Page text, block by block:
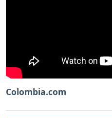
Colombia.com